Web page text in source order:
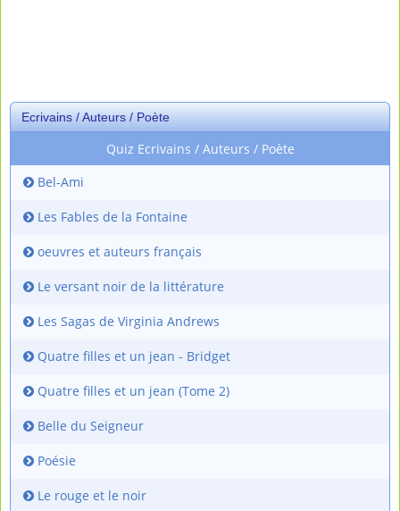
Ecrivains / Auteurs / Poète
Quiz Ecrivains / Auteurs / Poète
Bel-Ami
Les Fables de la Fontaine
oeuvres et auteurs français
Le versant noir de la littérature
Les Sagas de Virginia Andrews
Quatre filles et un jean - Bridget
Quatre filles et un jean (Tome 2)
Belle du Seigneur
Poésie
Le rouge et le noir